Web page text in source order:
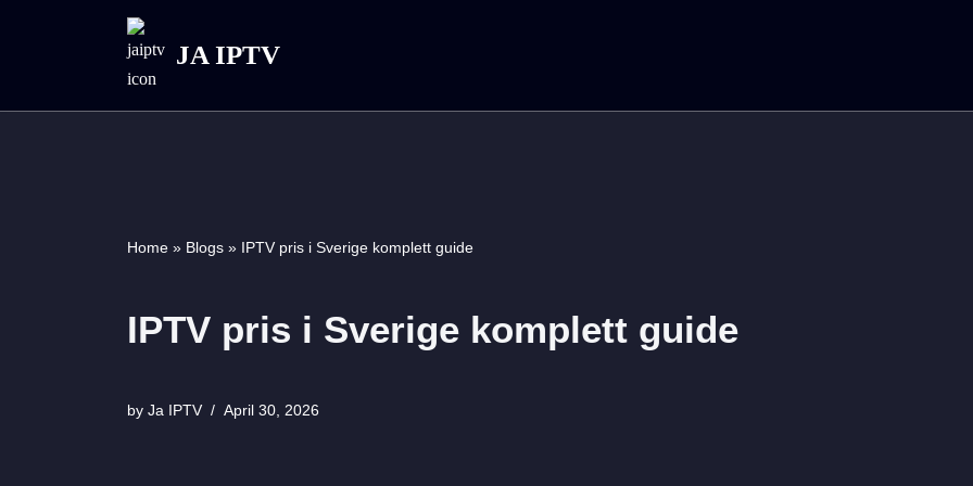
JA IPTV
Home » Blogs » IPTV pris i Sverige komplett guide
IPTV pris i Sverige komplett guide
by Ja IPTV April 30, 2026